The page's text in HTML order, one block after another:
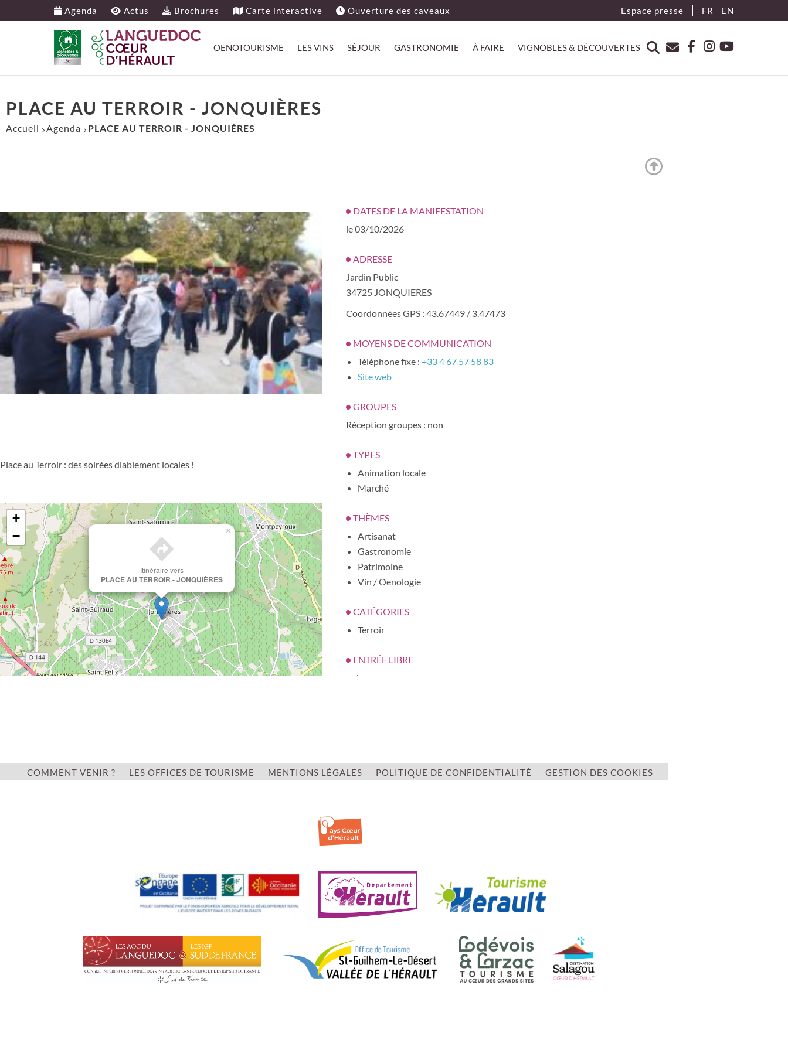
PLACE AU TERROIR - JONQUIÈRES
Accueil Agenda PLACE AU TERROIR - JONQUIÈRES
Place au Terroir : des soirées diablement locales !
Itinéraire vers
PLACE AU TERROIR - JONQUIÈRES
×
+
−
DATES DE LA MANIFESTATION
le 03/10/2026
ADRESSE
Jardin Public
34725 JONQUIERES
Coordonnées GPS : 43.67449 / 3.47473
MOYENS DE COMMUNICATION
Téléphone fixe : +33 4 67 57 58 83
Site web
GROUPES
Réception groupes : non
TYPES
Animation locale
Marché
THÈMES
Artisanat
Gastronomie
Patrimoine
Vin / Oenologie
CATÉGORIES
Terroir
ENTRÉE LIBRE
oui
COMMENT VENIR ? LES OFFICES DE TOURISME MENTIONS LÉGALES POLITIQUE DE CONFIDENTIALITÉ GESTION DES COOKIES
Agenda Actus Brochures Carte interactive Ouverture des caveaux Espace presse FR EN
OENOTOURISME LES VINS SÉJOUR GASTRONOMIE À FAIRE VIGNOBLES & DÉCOUVERTES